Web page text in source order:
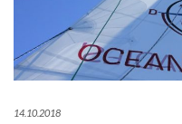
14.10.2018